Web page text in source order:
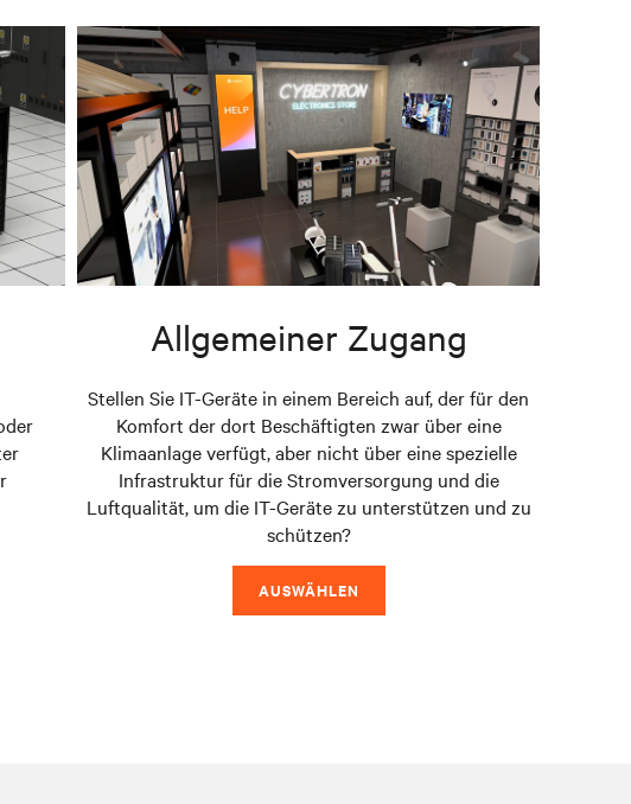
Allgemeiner Zugang
Stellen Sie IT-Geräte in einem Bereich auf, der für den
Komfort der dort Beschäftigten zwar über eine
Klimaanlage verfügt, aber nicht über eine spezielle
Infrastruktur für die Stromversorgung und die
Luftqualität, um die IT-Geräte zu unterstützen und zu
schützen?
AUSWÄHLEN